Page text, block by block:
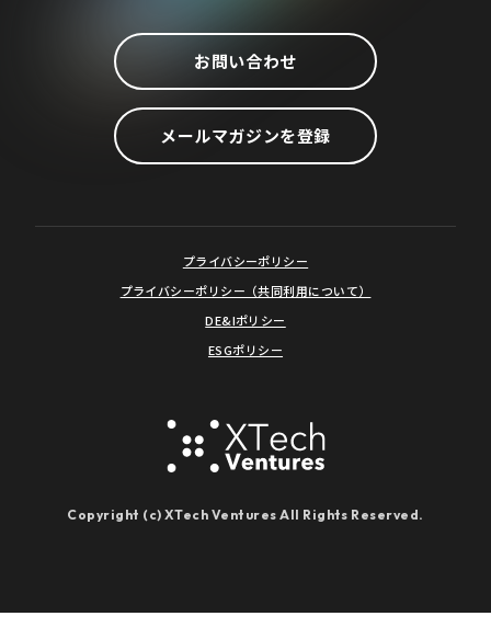
お問い合わせ
メールマガジンを登録
プライバシーポリシー
プライバシーポリシー（共同利用について）
DE&Iポリシー
ESGポリシー
Copyright (c) XTech Ventures All Rights Reserved.